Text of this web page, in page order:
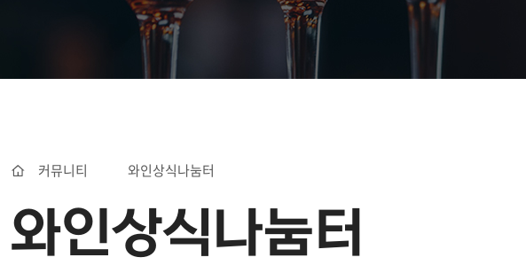
커뮤니티 와인상식나눔터
와인상식나눔터